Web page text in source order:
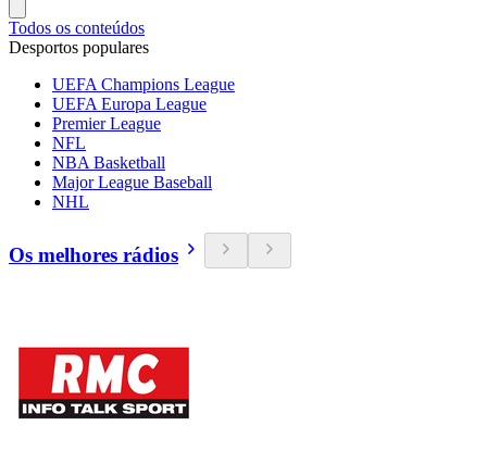
Todos os conteúdos
Desportos populares
UEFA Champions League
UEFA Europa League
Premier League
NFL
NBA Basketball
Major League Baseball
NHL
Os melhores rádios